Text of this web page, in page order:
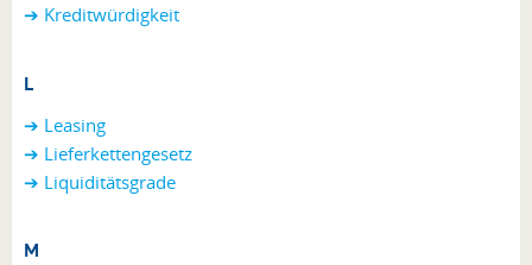
➔ Kreditwürdigkeit
L
➔ Leasing
➔ Lieferkettengesetz
➔ Liquiditätsgrade
M